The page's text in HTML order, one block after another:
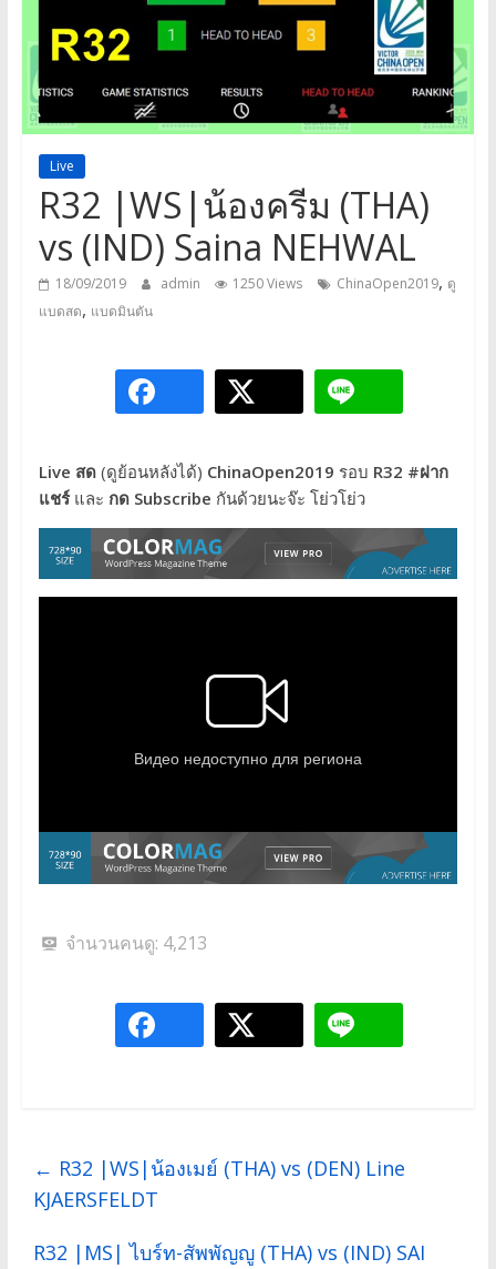
game,
my
life
Live
R32 |WS|น้องครีม (THA)
vs (IND) Saina NEHWAL
18/09/2019 admin 1250 Views ChinaOpen2019, ดู
แบดสด, แบดมินตัน
Live สด(ดูย้อนหลังได้) ChinaOpen2019 รอบ R32 #ฝาก
แชร์ และ กด Subscribe กันด้วยนะจ๊ะ โย่วโย่ว
จำนวนคนดู: 4,213
← R32 |WS|น้องเมย์ (THA) vs (DEN) Line
KJAERSFELDT
R32 |MS| ไบร์ท-สัพพัญญู (THA) vs (IND) SAI